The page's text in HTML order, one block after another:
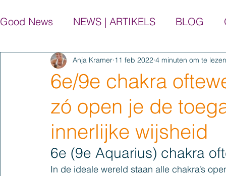
Good News NEWS | ARTIKELS BLOG
6e/9e chakra
zó open je de
innerlijke wijsheid
Anja Kramer 11 feb 2022 4 minuten om te lezen
6e (9e Aquarius) chakra
In de ideale wereld staan alle chakra’s